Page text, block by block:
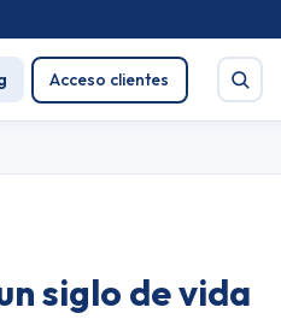
Acceso clientes
siglo de vida